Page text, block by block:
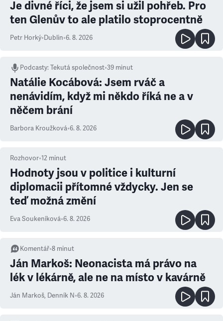
Je divné říci, že jsem si užil pohřeb. Pro
ten Glenův to ale platilo stoprocentně
Petr Horký•Dublin•6. 8. 2026
Podcasty:Tekutá společnost•39 minut
Natálie Kocábová: Jsem rváč a
nenávidím, když mi někdo říká ne a v
něčem brání
Barbora Kroužková•6. 8. 2026
Rozhovor•12 minut
Hodnoty jsou v politice i kulturní
diplomacii přítomné vždycky. Jen se
teď možná změní
Eva Soukeníková•6. 8. 2026
Komentář•8 minut
Ján Markoš: Neonacista má právo na
lék v lékárně, ale ne na místo v kavárně
Ján Markoš, Denník N•6. 8. 2026